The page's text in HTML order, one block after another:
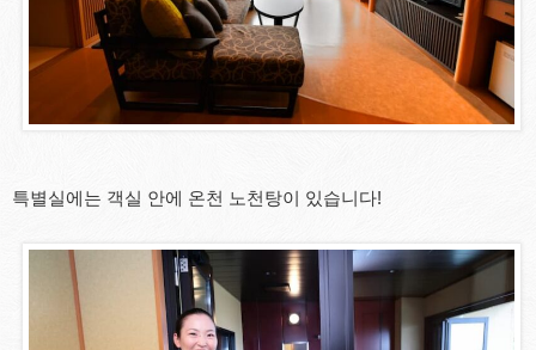
특별실에는 객실 안에 온천 노천탕이 있습니다!